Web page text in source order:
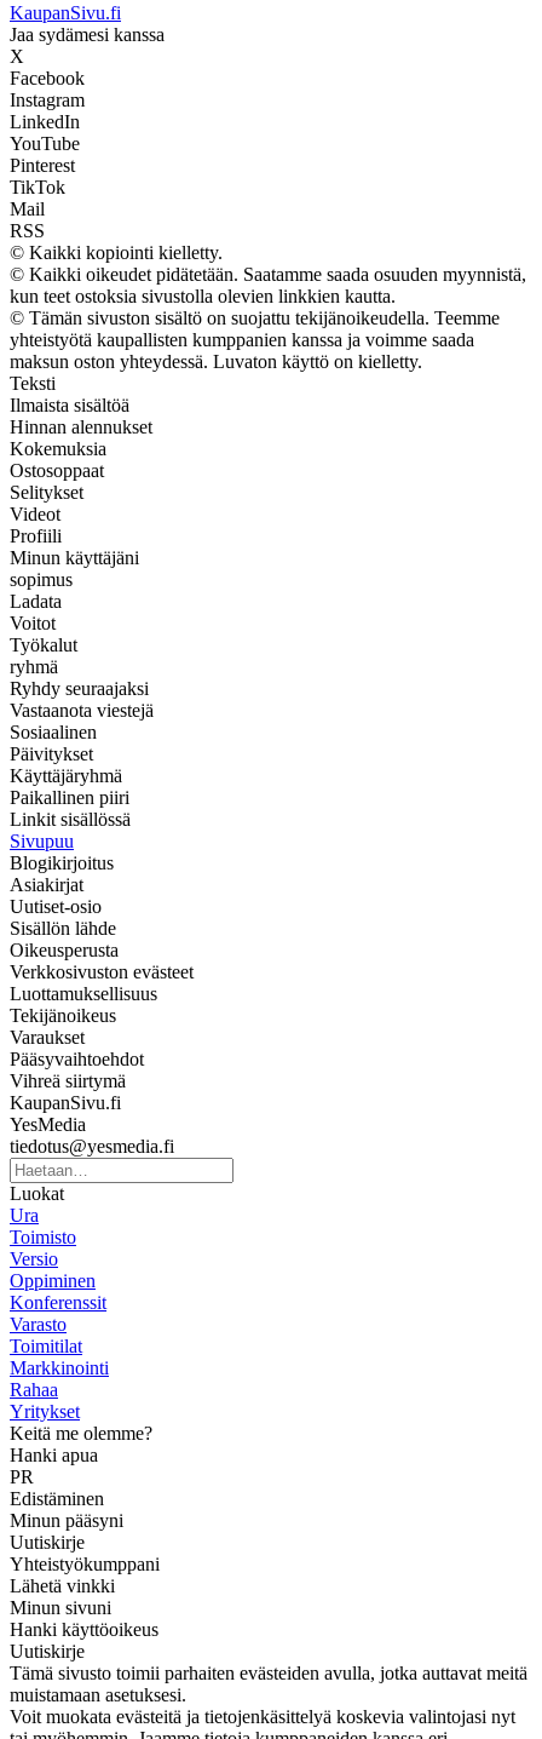
KaupanSivu.fi
Jaa sydämesi kanssa
X
Facebook
Instagram
LinkedIn
YouTube
Pinterest
TikTok
Mail
RSS
© Kaikki kopiointi kielletty.
© Kaikki oikeudet pidätetään. Saatamme saada osuuden myynnistä,
kun teet ostoksia sivustolla olevien linkkien kautta.
© Tämän sivuston sisältö on suojattu tekijänoikeudella. Teemme
yhteistyötä kaupallisten kumppanien kanssa ja voimme saada
maksun oston yhteydessä. Luvaton käyttö on kielletty.
Teksti
Ilmaista sisältöä
Hinnan alennukset
Kokemuksia
Ostosoppaat
Selitykset
Videot
Profiili
Minun käyttäjäni
sopimus
Ladata
Voitot
Työkalut
ryhmä
Ryhdy seuraajaksi
Vastaanota viestejä
Sosiaalinen
Päivitykset
Käyttäjäryhmä
Paikallinen piiri
Linkit sisällössä
Sivupuu
Blogikirjoitus
Asiakirjat
Uutiset-osio
Sisällön lähde
Oikeusperusta
Verkkosivuston evästeet
Luottamuksellisuus
Tekijänoikeus
Varaukset
Pääsyvaihtoehdot
Vihreä siirtymä
KaupanSivu.fi
YesMedia
tiedotus@yesmedia.fi
Luokat
Ura
Toimisto
Versio
Oppiminen
Konferenssit
Varasto
Toimitilat
Markkinointi
Rahaa
Yritykset
Keitä me olemme?
Hanki apua
PR
Edistäminen
Minun pääsyni
Uutiskirje
Yhteistyökumppani
Lähetä vinkki
Minun sivuni
Hanki käyttöoikeus
Uutiskirje
Tämä sivusto toimii parhaiten evästeiden avulla, jotka auttavat meitä
muistamaan asetuksesi.
Voit muokata evästeitä ja tietojenkäsittelyä koskevia valintojasi nyt